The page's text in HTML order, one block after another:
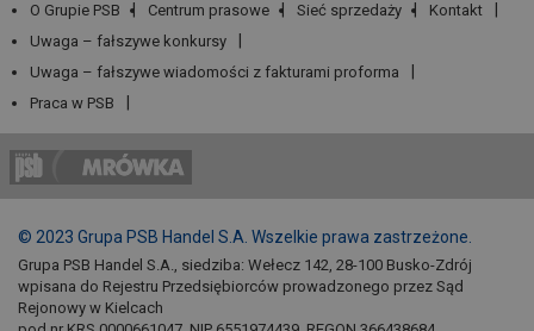
O Grupie PSB Centrum prasowe Sieć sprzedaży
Kontakt
Uwaga – fałszywe konkursy
Uwaga – fałszywe wiadomości z fakturami proforma
Praca w PSB
© 2023 Grupa PSB Handel S.A. Wszelkie prawa zastrzeżone.
Grupa PSB Handel S.A., siedziba: Wełecz 142, 28-100 Busko-Zdrój
wpisana do Rejestru Przedsiębiorców prowadzonego przez Sąd
Rejonowy w Kielcach